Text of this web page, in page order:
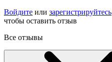
Войдите или зарегистрируйтесь
чтобы оставить отзыв
Все отзывы